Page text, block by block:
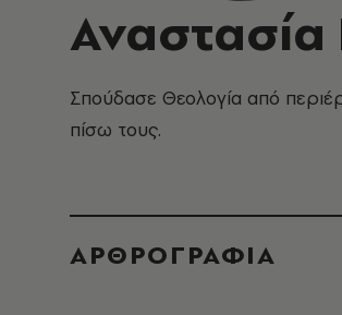
Αναστασία
Σπούδασε Θεολογία από
πίσω τους.
ΑΡΘΡΟΓΡΑΦΙΑ